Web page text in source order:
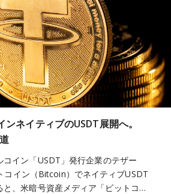
ネイティブのUSDT展開へ。
イン「USDT」発行企業のテザー
コイン（Bitcoin）でネイティブUSDT
と、米暗号資産メディア「ビットコ…